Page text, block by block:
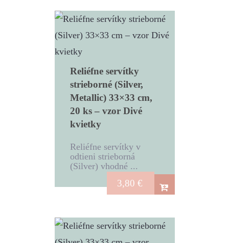
Reliéfne servítky
strieborné (Silver,
Metallic) 33×33 cm,
20 ks – vzor Divé
kvietky
Reliéfne servítky v
odtieni strieborná
(Silver) vhodné ...
3,80 €